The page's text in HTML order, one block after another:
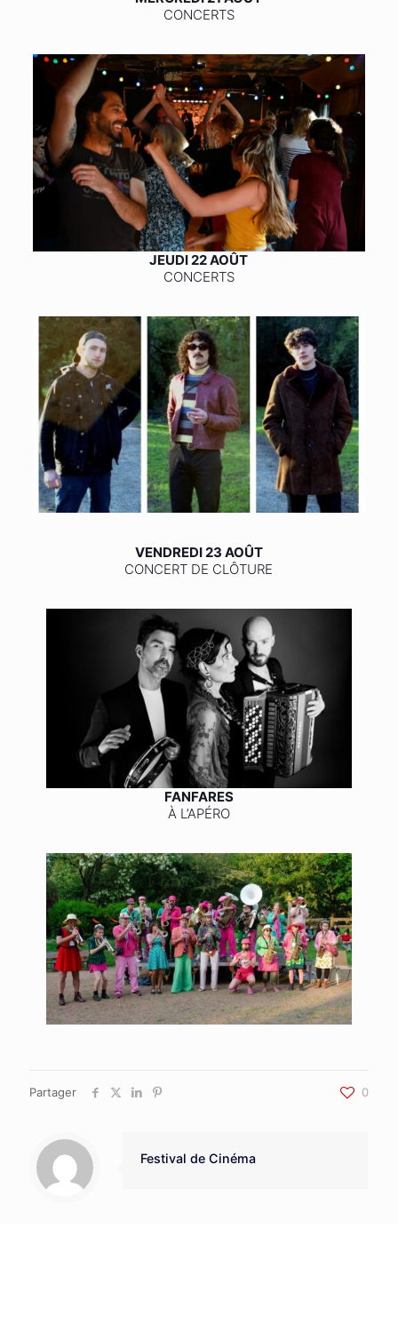
CONCERTS
JEUDI 22 AOÛT
CONCERTS
VENDREDI 23 AOÛT
CONCERT DE CLÔTURE
FANFARES
À L’APÉRO
Partager 0
Festival de Cinéma